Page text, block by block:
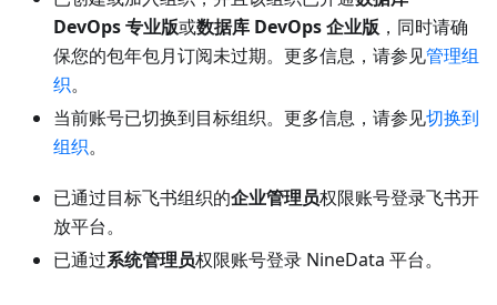
DevOps 专业版或数据库 DevOps 企业版 ，同时请确
保您的包年包月订阅未过期。更多信息，请参见管理组
织。
当前账号已切换到目标组织。更多信息，请参见切换到
组织。
已通过目标飞书组织的企业管理员权限账号登录飞书开
放平台。
已通过系统管理员权限账号登录 NineData 平台。